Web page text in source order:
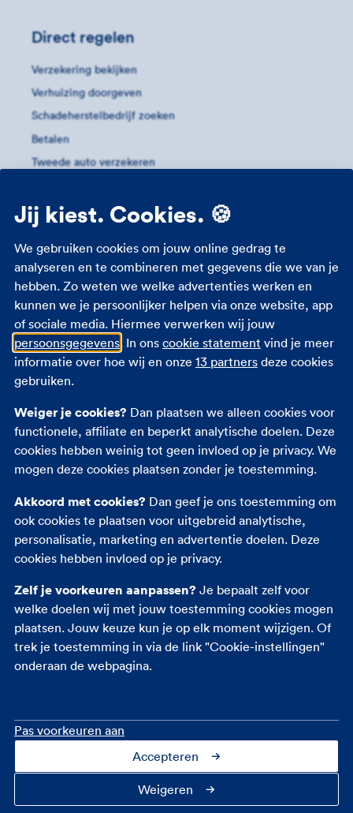
Direct regelen
Verzekering bekijken
Verhuizing doorgeven
Schadeherstelbedrijf zoeken
Betalen
Tweede auto verzekeren
Meer informatie
Eigen risico
Groene kaart
Autoverzekering jongeren
Autoverzekering vergelijken
Ruitschade auto
Zorgverzekering
Reisverzekering
Opstalverzekering
Inboedelverzekering
Rechtsbijstandverzekering
Overlijdensrisicoverzekering
Cookie-instellingen
Jij kiest. Cookies. 🍪
We gebruiken cookies om jouw online gedrag te
analyseren en te combineren met gegevens die we van je
hebben. Zo weten we welke advertenties werken en
kunnen we je persoonlijker helpen via onze website, app
of sociale media. Hiermee verwerken wij jouw
persoonsgegevens. In ons cookie statement vind je meer
informatie over hoe wij en onze 13 partnersdeze cookies
gebruiken.
Weiger je cookies? Dan plaatsen we alleen cookies voor
functionele, affiliate en beperkt analytische doelen. Deze
cookies hebben weinig tot geen invloed op je privacy. We
mogen deze cookies plaatsen zonder je toestemming.
Akkoord met cookies? Dan geef je ons toestemming om
ook cookies te plaatsen voor uitgebreid analytische,
personalisatie, marketing en advertentie doelen. Deze
cookies hebben invloed op je privacy.
Zelf je voorkeuren aanpassen? Je bepaalt zelf voor
welke doelen wij met jouw toestemming cookies mogen
plaatsen. Jouw keuze kun je op elk moment wijzigen. Of
trek je toestemming in via de link "Cookie-instellingen"
onderaan de webpagina.
Pas voorkeuren aan
Accepteren
Weigeren